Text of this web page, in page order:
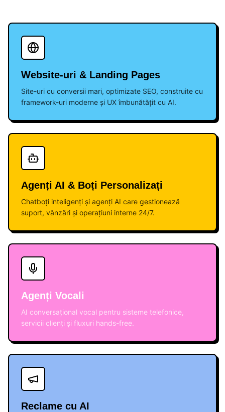
Website-uri & Landing Pages
Site-uri cu conversii mari, optimizate SEO, construite cu
framework-uri moderne și UX îmbunătățit cu AI.
Agenți AI & Boți Personalizați
Chatboți inteligenți și agenți AI care gestionează
suport, vânzări și operațiuni interne 24/7.
Agenți Vocali
AI conversațional vocal pentru sisteme telefonice,
servicii clienți și fluxuri hands-free.
Reclame cu AI